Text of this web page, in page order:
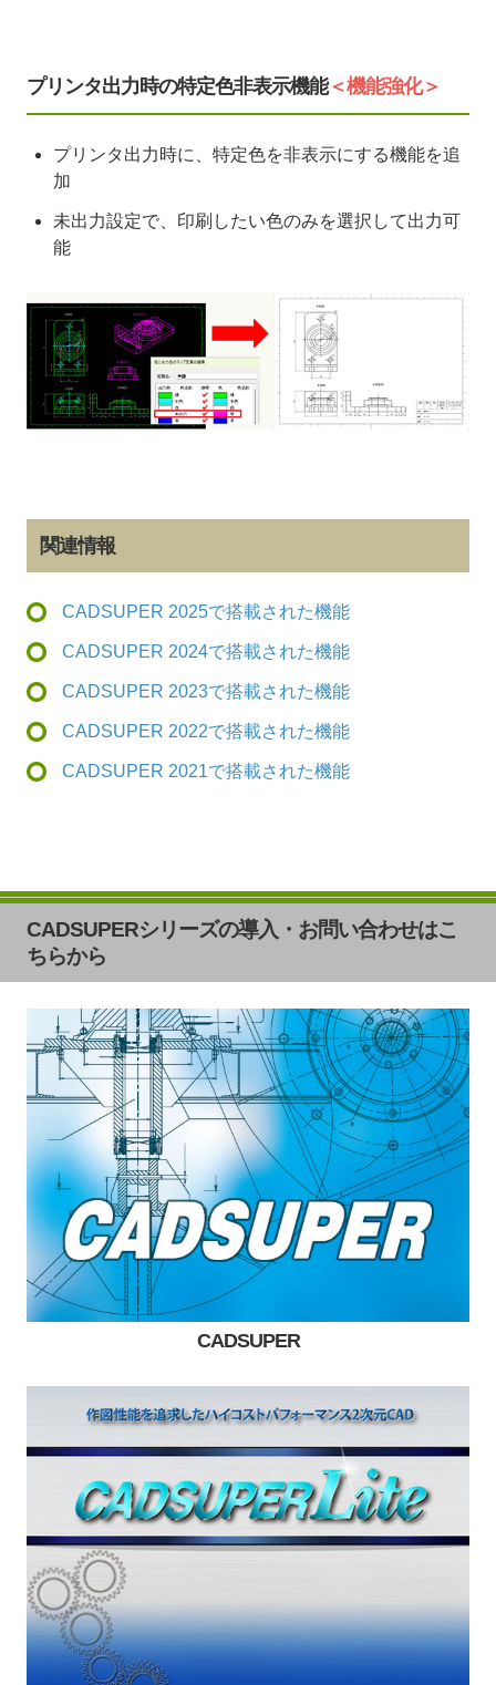
プリンタ出力時の特定色非表示機能＜機能強化＞
プリンタ出力時に、特定色を非表示にする機能を追
加
未出力設定で、印刷したい色のみを選択して出力可
能
関連情報
CADSUPER 2025で搭載された機能
CADSUPER 2024で搭載された機能
CADSUPER 2023で搭載された機能
CADSUPER 2022で搭載された機能
CADSUPER 2021で搭載された機能
CADSUPERシリーズの導入・お問い合わせはこ
ちらから
CADSUPER